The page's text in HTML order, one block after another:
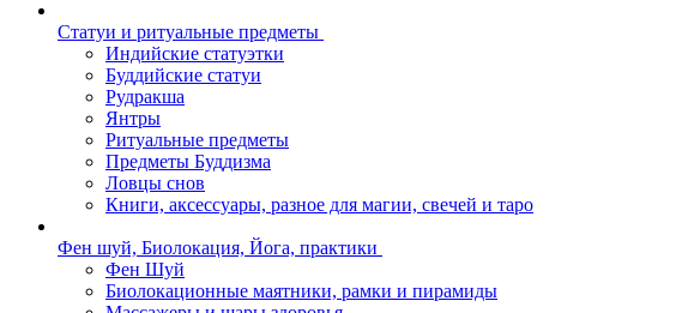
Статуи и ритуальные предметы
Индийские статуэтки
Буддийские статуи
Рудракша
Янтры
Ритуальные предметы
Предметы Буддизма
Ловцы снов
Книги, аксессуары, разное для магии, свечей и таро
Фен шуй, Биолокация, Йога, практики
Фен Шуй
Биолокационные маятники, рамки и пирамиды